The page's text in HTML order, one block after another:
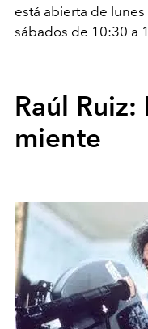
está abierta de
sábados de 10:30 a
Raúl
miente